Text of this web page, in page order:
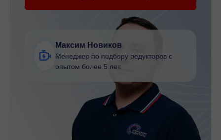
Максим Новиков
Менеджер по подбору редукторов с
опытом более 5 лет.